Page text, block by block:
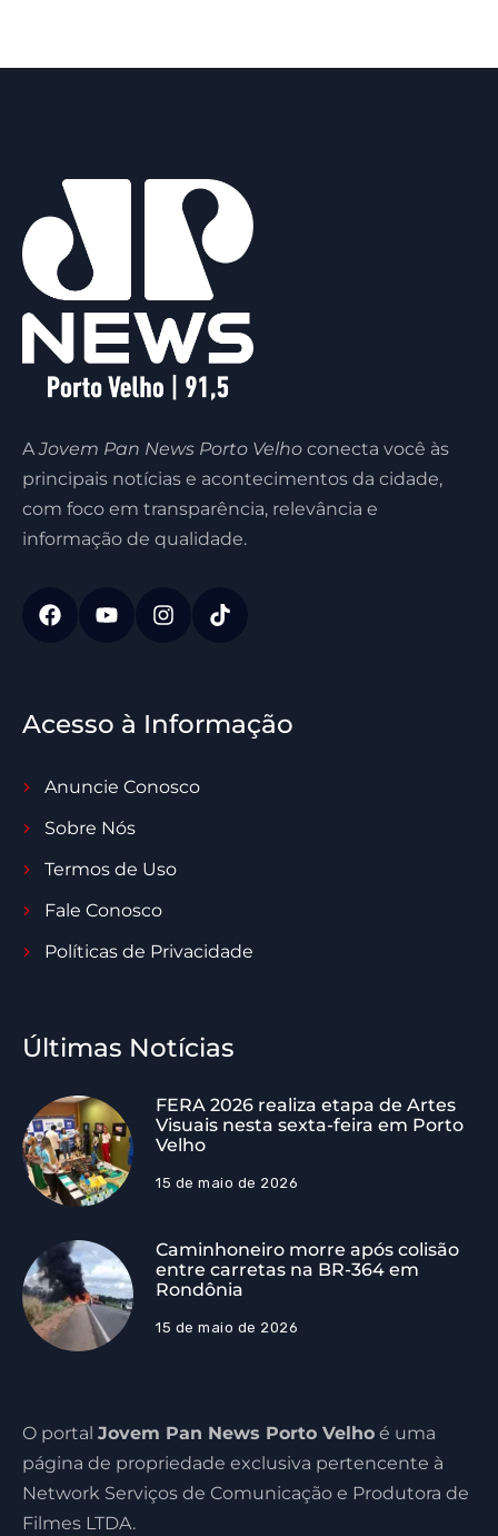
AJovem Pan News Porto Velho conecta você às
principais notícias e acontecimentos da cidade,
com foco em transparência, relevância e
informação de qualidade.
Acesso à Informação
Anuncie Conosco
Sobre Nós
Termos de Uso
Fale Conosco
Políticas de Privacidade
Últimas Notícias
FERA 2026 realiza etapa de Artes
Visuais nesta sexta-feira em Porto
Velho
15 de maio de 2026
Caminhoneiro morre após colisão
entre carretas na BR-364 em
Rondônia
15 de maio de 2026
O portal Jovem Pan News Porto Velho é uma
página de propriedade exclusiva pertencente à
Network Serviços de Comunicação e Produtora de
Filmes LTDA.